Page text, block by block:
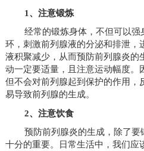
1、注意锻炼
经常的锻炼身体，不但可以
环，刺激前列腺液的分泌和排泄，
液积聚减少，从而预防前列腺炎的
动一定要适量，且注意运动幅度。
但不会对前列腺起到保护的作用，
易导致前列腺的生成。
2、注意饮食
预防前列腺炎的生成，除了
十分的重要。日常生活中，我们应